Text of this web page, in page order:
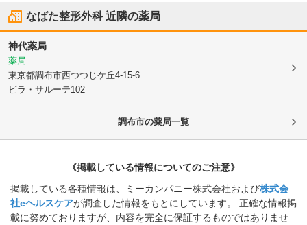
なばた整形外科近隣の薬局
神代薬局
薬局
東京都調布市西つつじケ丘4-15-6
ビラ・サルーテ102
調布市の薬局一覧
《掲載している情報についてのご注意》
掲載している各種情報は、ミーカンパニー株式会社および株式会
社eヘルスケアが調査した情報をもとにしています。 正確な情報掲
載に努めておりますが、内容を完全に保証するものではありませ